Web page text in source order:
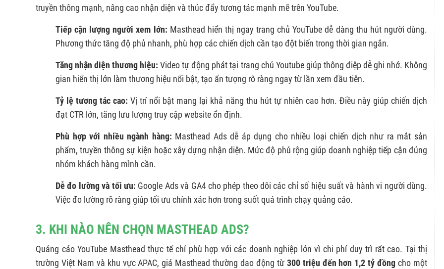
truyền thông mạnh, nâng cao nhận diện và thúc đẩy tương tác mạnh mẽ trên YouTube.
Tiếp cận lượng người xem lớn: Masthead hiển thị ngay trang chủ YouTube dễ dàng thu hút người dùng.
Phương thức tăng độ phủ nhanh, phù hợp các chiến dịch cần tạo đột biến trong thời gian ngắn.
Tăng nhận diện thương hiệu:Video tự động phát tại trang chủ Youtube giúp thông điệp dễ ghi nhớ. Không
gian hiển thị lớn làm thương hiệu nổi bật, tạo ấn tượng rõ ràng ngay từ lần xem đầu tiên.
Tỷ lệ tương tác cao:Vị trí nổi bật mang lại khả năng thu hút tự nhiên cao hơn. Điều này giúp chiến dịch
đạt CTR lớn, tăng lưu lượng truy cập website ổn định.
Phù hợp với nhiều ngành hàng: Masthead Ads dễ áp dụng cho nhiều loại chiến dịch như ra mắt sản
phẩm, truyền thông sự kiện hoặc xây dựng nhận diện. Mức độ phủ rộng giúp doanh nghiệp tiếp cận đúng
nhóm khách hàng mình cần.
Dễ đo lường và tối ưu: Google Ads và GA4 cho phép theo dõi các chỉ số hiệu suất và hành vi người dùng.
Việc đo lường rõ ràng giúp tối ưu chính xác hơn trong suốt quá trình chạy quảng cáo.
3. KHI NÀO NÊN CHỌN MASTHEAD ADS?
Quảng cáo YouTube Masthead thực tế chỉ phù hợp với các doanh nghiệp lớn vì chi phí duy trì rất cao. Tại thị
trường Việt Nam và khu vực APAC, giá Masthead thường dao động từ 300 triệu đến hơn 1,2 tỷ đồng cho một